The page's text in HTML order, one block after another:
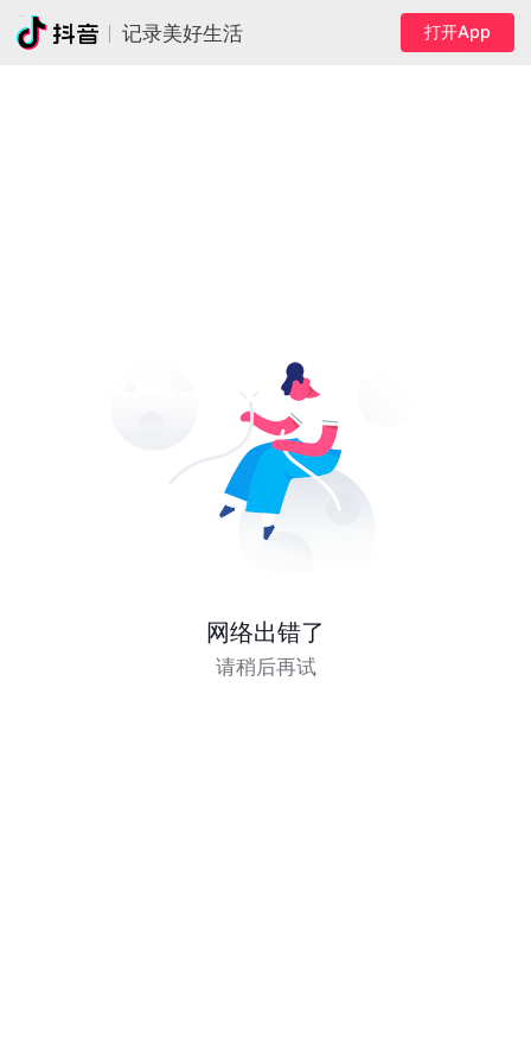
记录美好生活 打开App
网络出错了
请稍后再试